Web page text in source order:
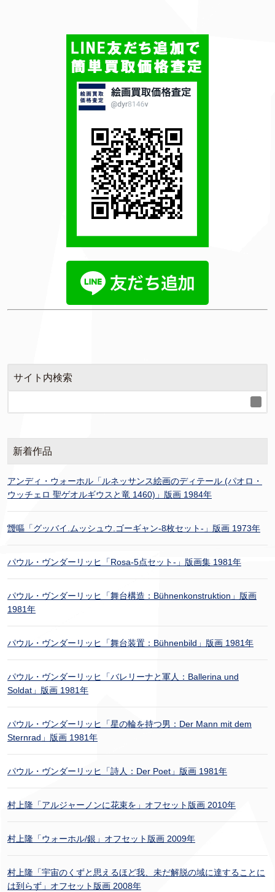
サイト内検索
新着作品
アンディ・ウォーホル「ルネッサンス絵画のディテール (パオロ・
ウッチェロ 聖ゲオルギウスと竜 1460)」版画 1984年
靉嘔「グッバイ.ムッシュウ.ゴーギャン-8枚セット-」版画 1973年
パウル・ヴンダーリッヒ「Rosa-5点セット-」版画集 1981年
パウル・ヴンダーリッヒ「舞台構造：Bühnenkonstruktion」版画
1981年
パウル・ヴンダーリッヒ「舞台装置：Bühnenbild」版画 1981年
パウル・ヴンダーリッヒ「バレリーナと軍人：Ballerina und
Soldat」版画 1981年
パウル・ヴンダーリッヒ「星の輪を持つ男：Der Mann mit dem
Sternrad」版画 1981年
パウル・ヴンダーリッヒ「詩人：Der Poet」版画 1981年
村上隆「アルジャーノンに花束を」オフセット版画 2010年
村上隆「ウォーホル/銀」オフセット版画 2009年
村上隆「宇宙のくずと思えるほど我、未だ解脱の域に達することに
は到らず」オフセット版画 2008年